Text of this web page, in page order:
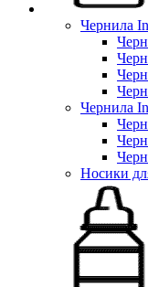
Чернила
Чернила
Носики